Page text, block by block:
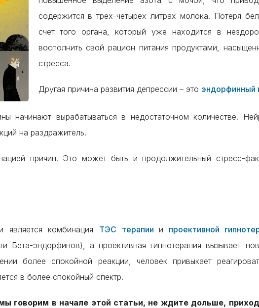
содержится в трех-четырех литрах молока. Потеря
счет того органа, который уже находится в
восполнить свой рацион питания продуктами,
стресса.
Другая причина развития депрессии – это эндорфинный
начинают вырабатываться в недостаточном количестве.
на раздражитель.
причин. Это может быть и продолжительный стресс-
является комбинация ТЭС терапии и проективной
Бета-эндорфинов), а проективная гипнотерапия вызывает
более спокойной реакции, человек привыкает
в более спокойный спектр.
говорим в начале этой статьи, не ждите дольше,